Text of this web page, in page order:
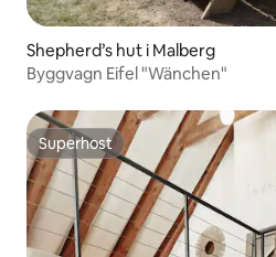
Shepherd’s hut i Malberg
Byggvagn Eifel "Wänchen"
Superhost
Superhost